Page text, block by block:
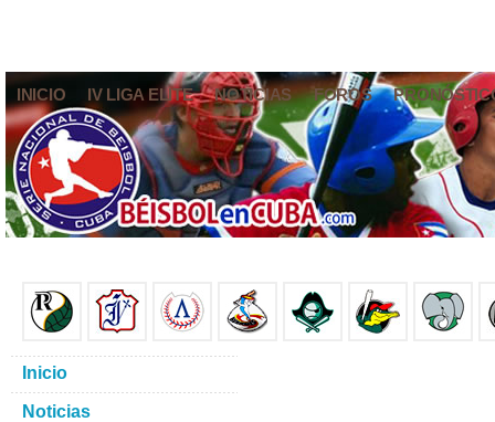
INICIO IV LIGA ELITE NOTICIAS FOROS
Inicio
Noticias